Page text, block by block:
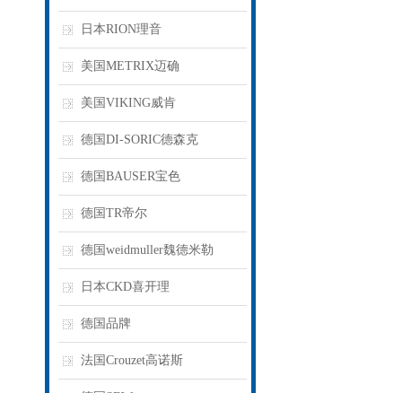
日本RION理音
美国METRIX迈确
美国VIKING威肯
德国DI-SORIC德森克
德国BAUSER宝色
德国TR帝尔
德国weidmuller魏德米勒
日本CKD喜开理
德国品牌
法国Crouzet高诺斯